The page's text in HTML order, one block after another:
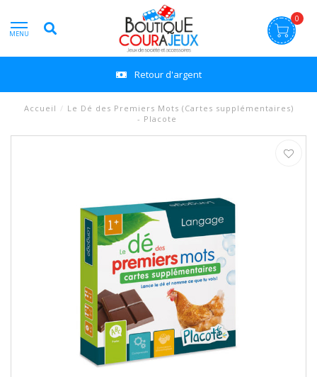
MENU
0
Retour d'argent
Accueil / Le Dé des Premiers Mots (Cartes supplémentaires)
- Placote